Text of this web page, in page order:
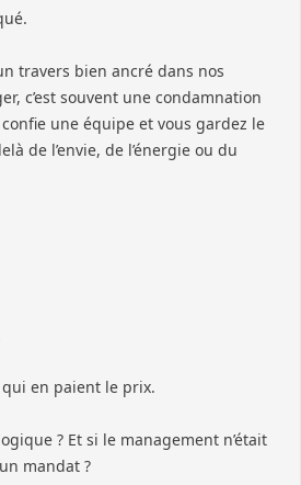
travers bien ancré dans nos
c’est souvent une condamnation
une équipe et vous gardez le
de l’envie, de l’énergie ou du
en paient le prix.
? Et si le management n’était
mandat ?